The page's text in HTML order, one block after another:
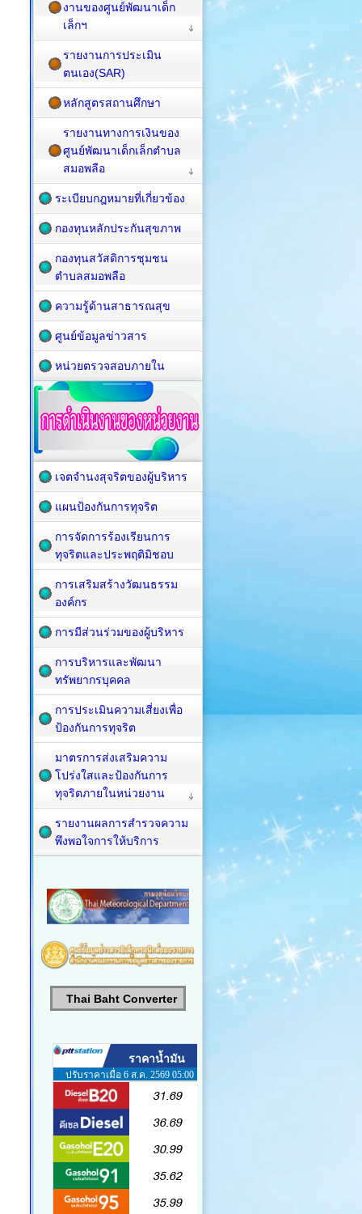
งานของศูนย์พัฒนาเด็ก
เล็กฯ
รายงานการประเมิน
ตนเอง(SAR)
หลักสูตรสถานศึกษา
รายงานทางการเงินของ
ศูนย์พัฒนาเด็กเล็กตำบล
สมอพลือ
ระเบียบกฎหมายที่เกี่ยวข้อง
กองทุนหลักประกันสุขภาพ
กองทุนสวัสดิการชุมชน
ตำบลสมอพลือ
ความรู้ด้านสาธารณสุข
ศูนย์ข้อมูลข่าวสาร
หน่วยตรวจสอบภายใน
เจตจำนงสุจริตของผู้บริหาร
แผนป้องกันการทุจริต
การจัดการร้องเรียนการ
ทุจริตและประพฤติมิชอบ
การเสริมสร้างวัฒนธรรม
องค์กร
การมีส่วนร่วมของผู้บริหาร
การบริหารและพัฒนา
ทรัพยากรบุคคล
การประเมินความเสี่ยงเพื่อ
ป้องกันการทุจริต
มาตรการส่งเสริมความ
โปร่งใสและป้องกันการ
ทุจริตภายในหน่วยงาน
รายงานผลการสำรวจความ
พึงพอใจการให้บริการ
Thai Baht Converter